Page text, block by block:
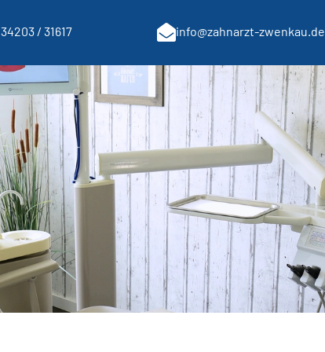
/ 31617 info@zahnarzt-zwenkau.de